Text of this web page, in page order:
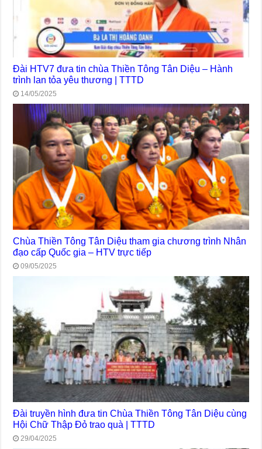
Đài HTV7 đưa tin chùa Thiền Tông Tân Diệu – Hành
trình lan tỏa yêu thương | TTTD
14/05/2025
Chùa Thiền Tông Tân Diệu tham gia chương trình Nhân
đạo cấp Quốc gia – HTV trực tiếp
09/05/2025
Đài truyền hình đưa tin Chùa Thiền Tông Tân Diệu cùng
Hội Chữ Thập Đỏ trao quà | TTTD
29/04/2025